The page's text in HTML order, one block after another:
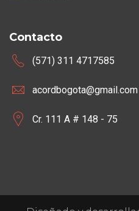
Contacto
(571) 311 4717585
acordbogota@gmail.com
Cr. 111 A # 148 - 75